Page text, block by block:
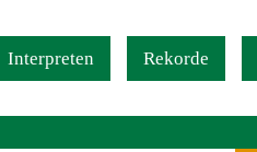
Interpreten Rekorde